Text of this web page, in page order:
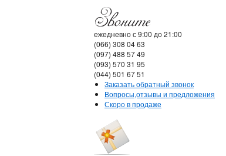
ежедневно с 9:00 до 21:00
(066) 308 04 63
(097) 488 57 49
(093) 570 31 95
(044) 501 67 51
Заказать обратный звонок
Вопросы,отзывы и предложения
Скоро в продаже